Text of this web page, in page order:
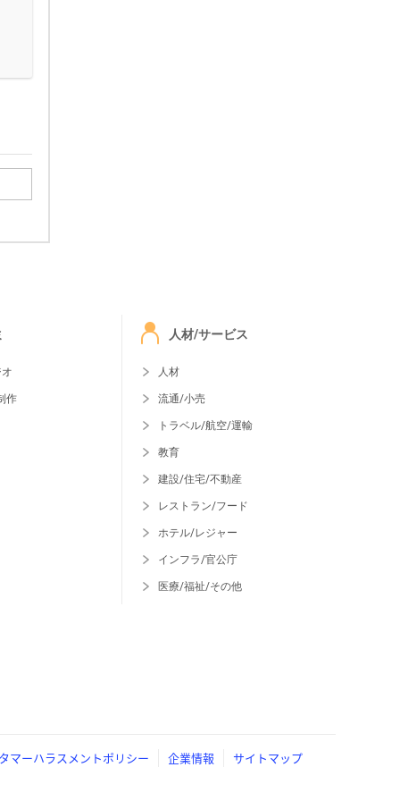
作
人材/サービス
人材
流通/小売
トラベル/航空/運輸
教育
建設/住宅/不動産
レストラン/フード
ホテル/レジャー
インフラ/官公庁
医療/福祉/その他
マーハラスメントポリシー 企業情報 サイトマップ